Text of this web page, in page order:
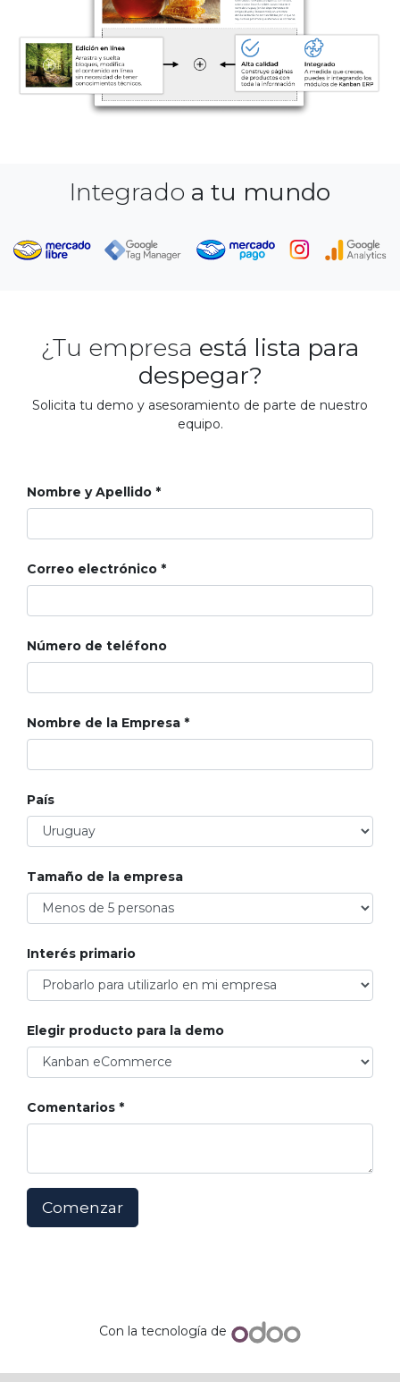
Integrado a tu mundo
¿Tu empresa está lista para
despegar?
Solicita tu demo y asesoramiento de parte de nuestro
equipo.
Nombre y Apellido
Correo electrónico
Número de teléfono
Nombre de la Empresa
País
Tamaño de la empresa
Interés primario
Elegir producto para la demo
Comentarios
Comenzar
Con la tecnología de